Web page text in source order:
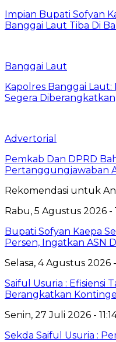
Impian Bupati Sofyan
Banggai Laut Tiba Di
Banggai Laut
Kapolres Banggai Laut:
Segera
Advertorial
Pemkab Dan DPRD
Pertanggungjawaban
Rekomendasi untuk
Rabu, 5 Agustus 2026 -
Bupati Sofyan Kaepa
Persen, Ingatkan ASN
Selasa, 4 Agustus 2026 -
Saiful Usuria : Efisiensi
Berangkatkan
Senin, 27 Juli 2026 -
Sekda Saiful Usuria :